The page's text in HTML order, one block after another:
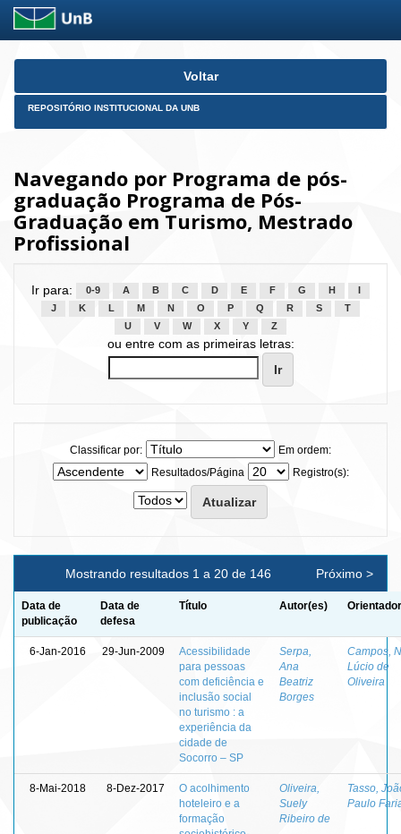
Skip
Voltar
REPOSITÓRIO INSTITUCIONAL DA UNB
Navegando por Programa de pós-
graduação Programa de Pós-
Graduação em Turismo, Mestrado
Profissional
Ir para: 0-9 A B C D E F G H
J
K L M N O P Q R S
T
U
V W X Y Z
ou entre com as primeiras letras:
Classificar por:
Em ordem:
Resultados/Página
Registro(s):
Mostrando resultados 1 a 20 de 146 Próximo >
Data de
publicação
Data de
defesa
Título Autor(es)
6-Jan-2016 29-Jun-2009
Acessibilidade
para pessoas
com deficiência e
inclusão social
no turismo : a
experiência da
cidade de
Socorro – SP
Serpa,
Ana
Beatriz
Borges
Campos,
Lúcio de
Oliveira
8-Mai-2018 8-Dez-2017
O acolhimento
hoteleiro e a
formação
Oliveira,
Suely
Ribeiro de
Tasso,
Paulo